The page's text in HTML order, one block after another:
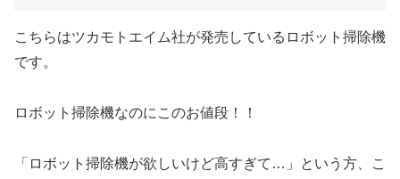
こちらはツカモトエイム社が発売しているロボット掃除機
です。
ロボット掃除機なのにこのお値段！！
「ロボット掃除機が欲しいけど高すぎて…」という方、こ